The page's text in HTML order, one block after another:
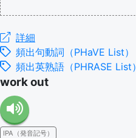
詳細
頻出句動詞（PHaVE List）
頻出英熟語（PHRASE List）
work out
IPA（発音記号）